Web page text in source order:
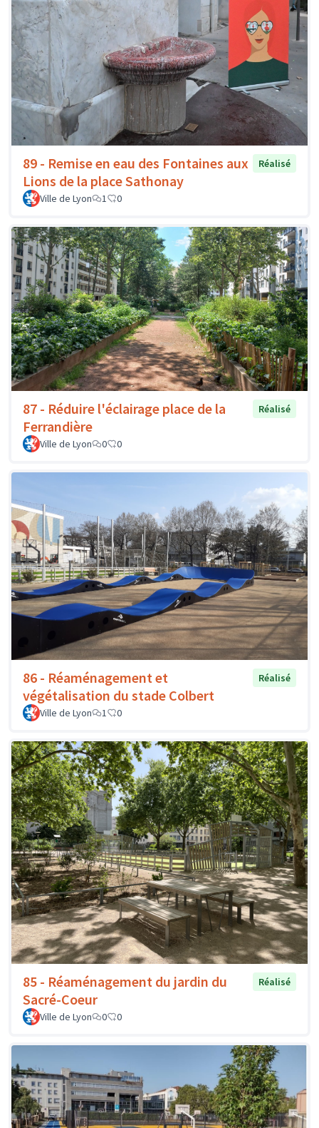
89 - Remise en eau des Fontaines aux
Lions de la place Sathonay
Réalisé
Ville de Lyon 1 0
87 - Réduire l'éclairage place de la
Ferrandière
Réalisé
Ville de Lyon 0 0
86 - Réaménagement et
végétalisation du stade Colbert
Réalisé
Ville de Lyon 1 0
85 - Réaménagement du jardin du
Sacré-Coeur
Réalisé
Ville de Lyon 0 0